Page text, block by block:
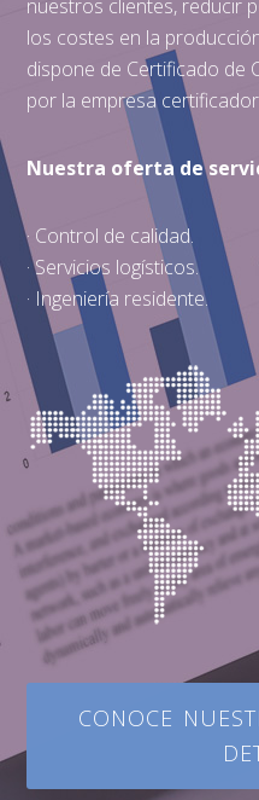
Nuestra
la calidad,
mejora
nuestros clientes, reducir
los costes en la
dispone de Certificado de
por la empresa
Nuestra oferta de
· Control de calidad.
· Servicios logísticos.
· Ingeniería residente.
CONOCE